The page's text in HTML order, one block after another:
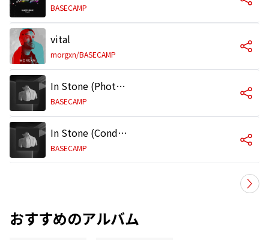
BASECAMP
vital
morgxn/BASECAMP
In Stone (Photay Remix)
BASECAMP
In Stone (Conducta Remix)
BASECAMP
おすすめのアルバム